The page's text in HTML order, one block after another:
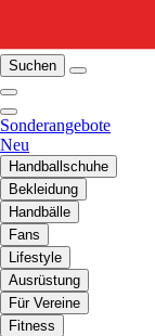
Suchen
Sonderangebote
Neu
Handballschuhe
Bekleidung
Handbälle
Fans
Lifestyle
Ausrüstung
Für Vereine
Fitness